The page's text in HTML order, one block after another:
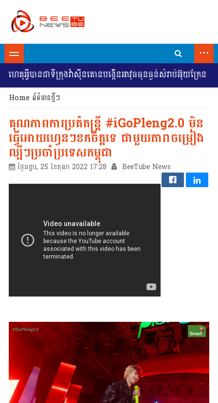
...
វីបានជាទីក្រុងវ៉ាស៊ីនតោនបង្កើនអាវុធធុនធ្ងន់សំរាប់អ៊ុយក្រែន
Home ព័ត៌មានថ្មីៗ
គុណភាពការប្រគំតន្រ្តី #iGoPleng2.0 មិន
ធ្វើអោយហ្វេនៗខកចិត្តទេ ជាមួយតារាចម្រៀង
ល្បីៗប្រចាំប្រទេសកម្ពុជា
ថ្ងៃអង្គារ, 25 ខែតុលា 2022 17:28 BeeTube News